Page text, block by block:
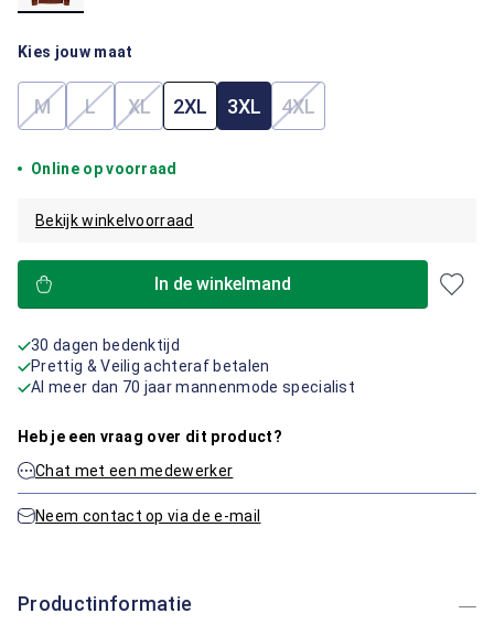
Kies jouw maat
M(Deze optie is momenteel niet beschikbaar.)
L(Deze optie is momenteel niet beschikbaar.)
XL(Deze optie is momenteel niet beschikbaar.)
2XL 3XL 4XL(Deze optie is
Online op voorraad
Bekijk winkelvoorraad
In de winkelmand
30 dagen bedenktijd
Prettig & Veilig achteraf betalen
Al meer dan 70 jaar mannenmode specialist
Heb je een vraag over dit product?
Chat met een medewerker
Neem contact op via de e-mail
Productinformatie